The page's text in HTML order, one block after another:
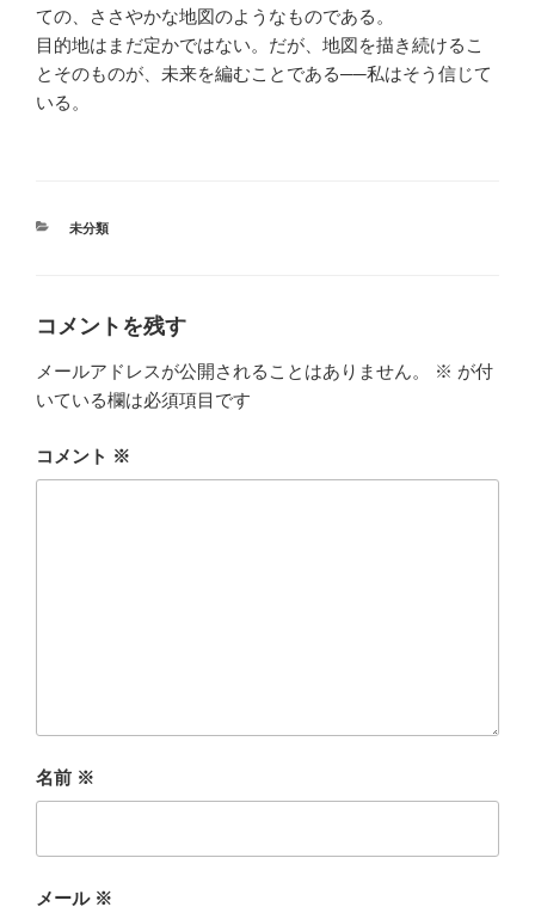
ての、ささやかな地図のようなものである。
目的地はまだ定かではない。だが、地図を描き続けるこ
とそのものが、未来を編むことである──私はそう信じて
いる。
カ
未分類
コメントを残す
メールアドレスが公開されることはありません。 ※ が付
いている欄は必須項目です
コメント ※
名前 ※
メール ※